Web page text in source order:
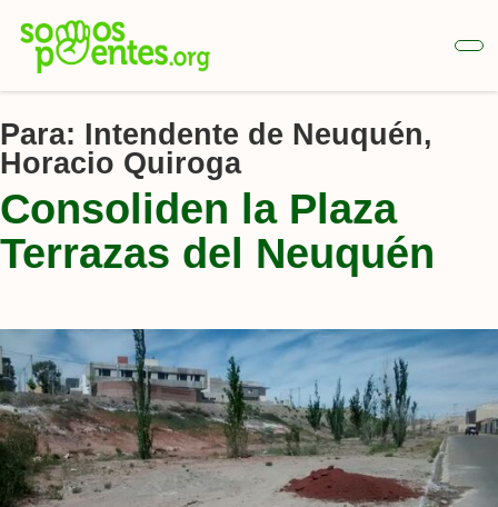
contenido
principal
Para: Intendente de Neuquén,
Horacio Quiroga
Consoliden la Plaza
Terrazas del Neuquén